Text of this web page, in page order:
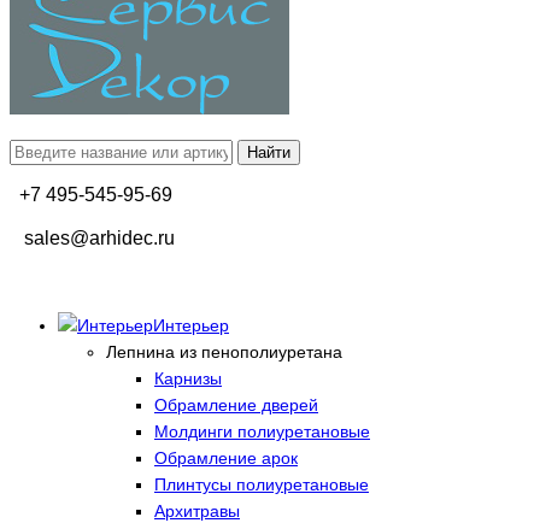
+7 495-545-95-69
sales@arhidec.ru
Интерьер
Лепнина из пенополиуретана
Карнизы
Обрамление дверей
Молдинги полиуретановые
Обрамление арок
Плинтусы полиуретановые
Архитравы